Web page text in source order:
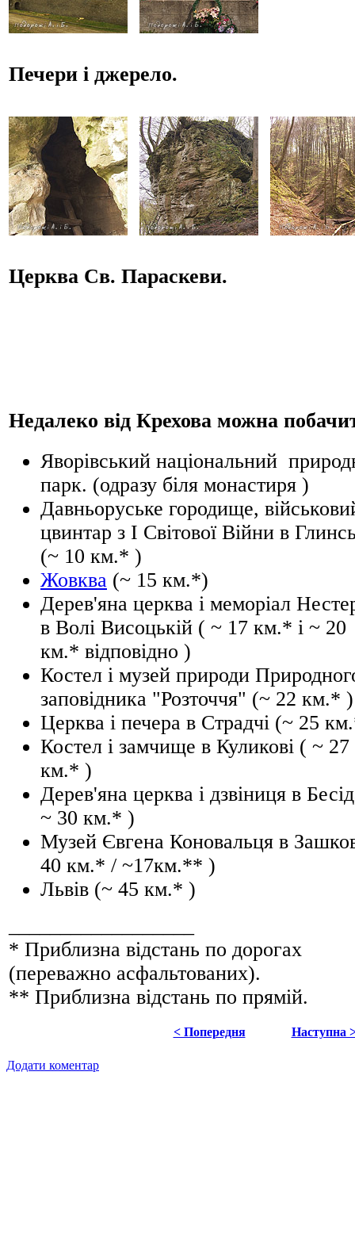
Печери і джерело.
Церква Св. Параскеви.
Недалеко від Крехова можна
Яворівський національний
парк. (одразу біля монастиря )
Давньоруське городище,
цвинтар з І Світової Війни в
(~ 10 км.* )
Жовква (~ 15 км.*)
Дерев'яна церква і меморіал
в Волі Висоцькій ( ~ 17 км.* і ~ 20
км.* відповідно )
Костел і музей природи
заповідника "Розточчя" (~ 22 км.* )
Церква і печера в Страдчі (~ 25
Костел і замчище в Куликові ( ~ 27
км.* )
Дерев'яна церква і дзвіниця в
~ 30 км.* )
Музей Євгена Коновальця в
40 км.* / ~17км.** )
Львів (~ 45 км.* )
* Приблизна відстань по дорогах
(переважно асфальтованих).
** Приблизна відстань по прямій.
< Попередня Наступна
Додати коментар